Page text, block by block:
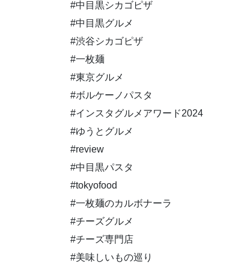
#中目黒シカゴピザ
#中目黒グルメ
#渋谷シカゴピザ
#一枚麺
#東京グルメ
#ボルケーノパスタ
#インスタグルメアワード2024
#ゆうとグルメ
#review
#中目黒パスタ
#tokyofood
#一枚麺のカルボナーラ
#チーズグルメ
#チーズ専門店
#美味しいもの巡り